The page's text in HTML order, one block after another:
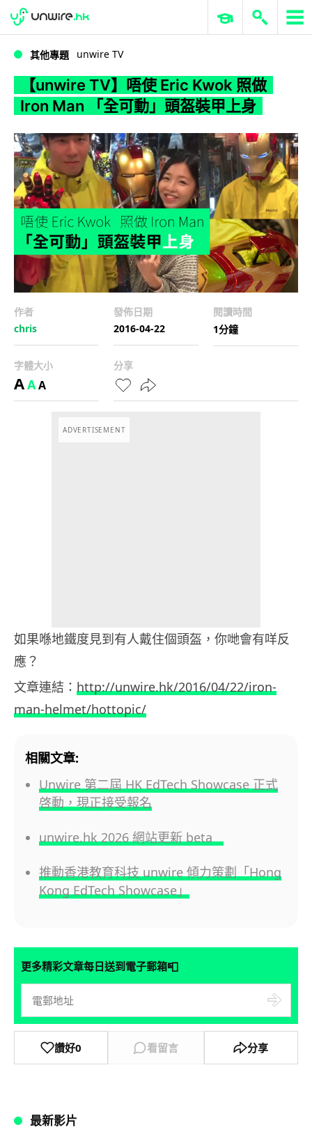
WWDC 2026 ERP 與商業 AI
其他專題 unwire TV
【unwire TV】唔使 Eric Kwok 照做
Iron Man 「全可動」頭盔裝甲上身
作者
chris
發佈日期
2016-04-22
閱讀時間
1分鐘
字體大小
AAA
分享
ADVERTISEMENT
如果喺地鐵度見到有人戴住個頭盔，你哋會有咩反
應？
文章連結： http://unwire.hk/2016/04/22/iron-
man-helmet/hottopic/
相關文章:
Unwire 第二屆 HK EdTech Showcase 正式
啓動，現正接受報名
unwire.hk 2026 網站更新 beta
推動香港教育科技 unwire 傾力策劃「Hong
Kong EdTech Showcase」
更多精彩文章每日送到電子郵箱📮
讚好0 看留言 分享
最新影片